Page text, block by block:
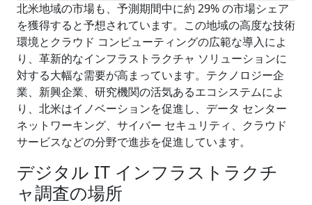
北米地域の市場も、予測期間中に約 29% の市場シェア
を獲得すると予想されています。この地域の高度な技術
環境とクラウド コンピューティングの広範な導入によ
り、革新的なインフラストラクチャ ソリューションに
対する大幅な需要が高まっています。テクノロジー企
業、新興企業、研究機関の活気あるエコシステムによ
り、北米はイノベーションを促進し、データ センター
ネットワーキング、サイバー セキュリティ、クラウド
サービスなどの分野で進歩を促進しています。
デジタル IT インフラストラクチ
ャ調査の場所